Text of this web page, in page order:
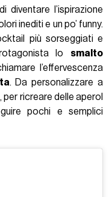
diventare l’ispirazione
inediti e un po’ funny.
più sorseggiati e
lo smalto
l’effervescenza
. Da personalizzare a
ricreare delle aperol
pochi e semplici